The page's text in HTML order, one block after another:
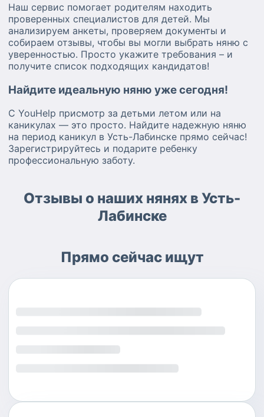
Наш сервис помогает родителям находить
проверенных специалистов для детей. Мы
анализируем анкеты, проверяем документы и
собираем отзывы, чтобы вы могли выбрать няню с
уверенностью. Просто укажите требования – и
получите список подходящих кандидатов!
Найдите идеальную няню уже сегодня!
С YouHelp присмотр за детьми летом или на
каникулах — это просто. Найдите надежную няню
на период каникул в Усть-Лабинске прямо сейчас!
Зарегистрируйтесь и подарите ребенку
профессиональную заботу.
Отзывы о наших нянях в Усть-
Лабинске
Прямо сейчас ищут